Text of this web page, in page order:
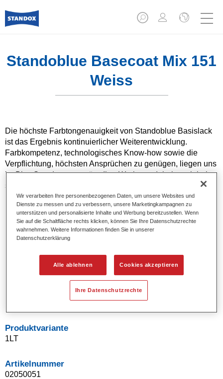
Standoblue Basecoat Mix 151
Weiss
Die höchste Farbtongenauigkeit von Standoblue Basislack
ist das Ergebnis kontinuierlicher Weiterentwicklung.
Farbkompetenz, technologisches Know-how sowie die
Verpflichtung, höchsten Ansprüchen zu genügen, liegen uns
im Blut. Standox unterstützt Ihre Werkstatt dabei, auch bei
speziellen Reparaturaufträgen und nicht alltäglichen
Farbtönen hervorragende Ergebnisse zu erzielen.
Produktmerkmale
Uni- und Spezialeffekt-Farbtöne.
Ausgezeichnete Farbtongenauigkeit.
Ausgezeichnetes Deckvermögen.
Ermöglicht Reparaturlackierungen ohne Übergänge.
Hervorragend zur Beilackierung geeignet.
Kann gehärtet werden.
Effiziente Lackierung in einem Arbeitsgang.
Produktvariante
1LT
Artikelnummer
02050051
Wir verarbeiten Ihre personenbezogenen Daten, um unsere Websites und
Dienste zu messen und zu verbessern, unsere Marketingkampagnen zu
unterstützen und personalisierte Inhalte und Werbung bereitzustellen. Wenn
Sie auf die Schaltfläche rechts klicken, können Sie Ihre Datenschutzrechte
wahrnehmen. Weitere Informationen finden Sie in unserer
Datenschutzerklärung
Alle ablehnen Cookies akzeptieren
Ihre Datenschutzrechte